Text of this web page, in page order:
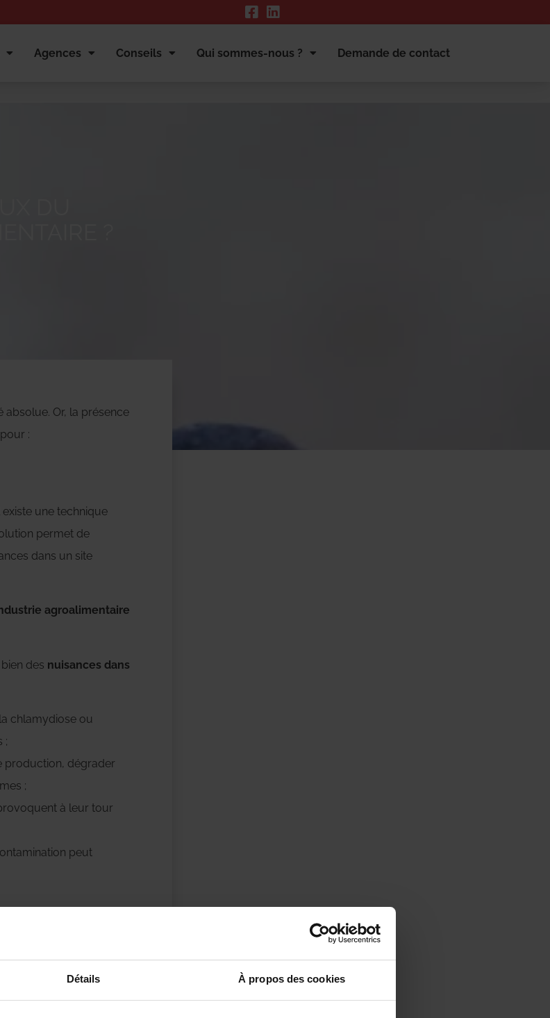
Détails À propos des cookies
Agences Conseils Qui sommes-nous ? Demande de contact
?
absolue. Or, la présence
:
une technique
permet de
dans un site
agroalimentaire
des nuisances dans
chlamydiose ou
;
production, dégrader
;
à leur tour
peut
dans un site de